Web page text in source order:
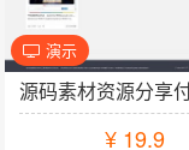
演示
¥ 19.9